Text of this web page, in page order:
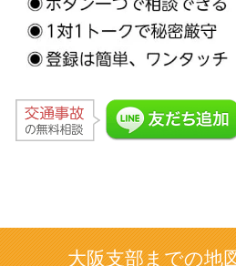
大阪支部までの地